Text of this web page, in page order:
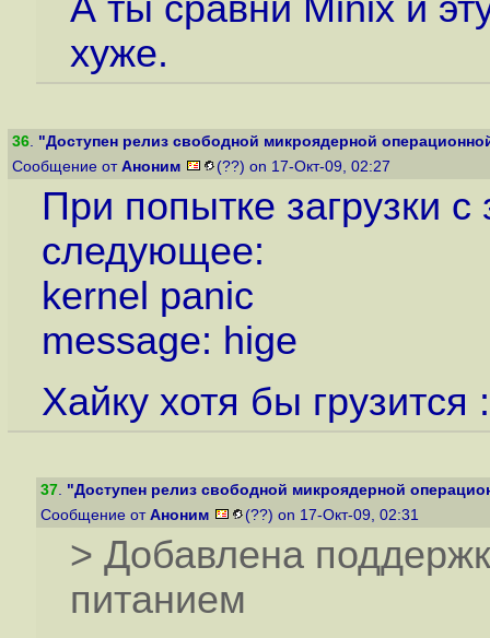
А ты сравни Minix и
хуже.
36. "Доступен релиз свободной микроядерной
Сообщение от Аноним (??) on 17-Окт-09, 02:27
При попытке загрузки
следующее:
kernel panic
message: hige
Хайку хотя бы грузится
37. "Доступен релиз свободной микроядерной
Сообщение от Аноним (??) on 17-Окт-09, 02:31
> Добавлена
питанием